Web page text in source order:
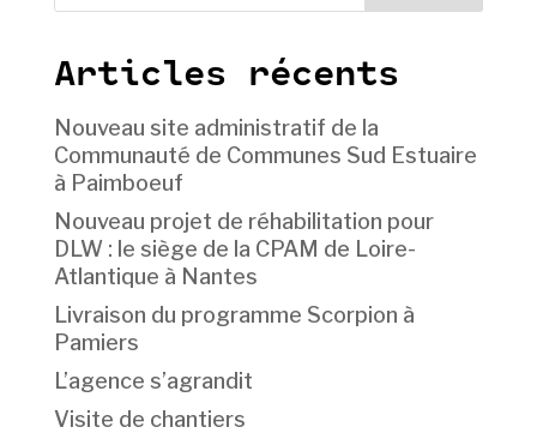
Articles récents
Nouveau site administratif de la
Communauté de Communes Sud Estuaire
à Paimboeuf
Nouveau projet de réhabilitation pour
DLW : le siège de la CPAM de Loire-
Atlantique à Nantes
Livraison du programme Scorpion à
Pamiers
L’agence s’agrandit
Visite de chantiers